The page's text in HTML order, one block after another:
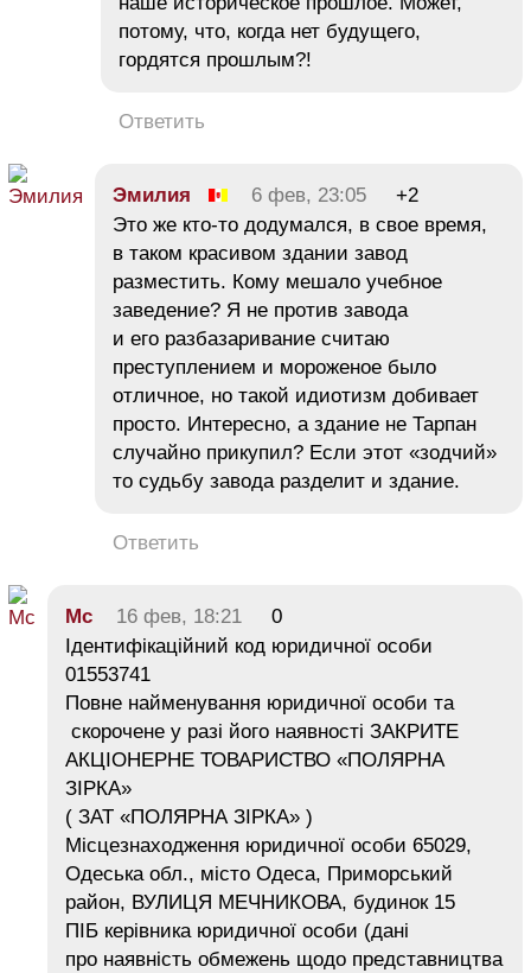
потому, что, когда нет будущего,
гордятся прошлым?!
Ответить
Эмилия 6 фев, 23:05
+2
Это же кто-то додумался, в свое время,
в таком красивом здании завод
разместить. Кому мешало учебное
заведение? Я не против завода
и его разбазаривание считаю
преступлением и мороженое было
отличное, но такой идиотизм добивает
просто. Интересно, а здание не Тарпан
случайно прикупил? Если этот «зодчий»
то судьбу завода разделит и здание.
Ответить
Mc 16 фев, 18:21
0
Ідентифікаційний код юридичної особи
01553741
Повне найменування юридичної особи та
скорочене у разі його наявності ЗАКРИТЕ
АКЦІОНЕРНЕ ТОВАРИСТВО «ПОЛЯРНА
ЗІРКА»
( ЗАТ «ПОЛЯРНА ЗІРКА» )
Місцезнаходження юридичної особи 65029,
Одеська обл., місто Одеса, Приморський
район, ВУЛИЦЯ МЕЧНИКОВА, будинок 15
ПІБ керівника юридичної особи (дані
про наявність обмежень щодо представництва